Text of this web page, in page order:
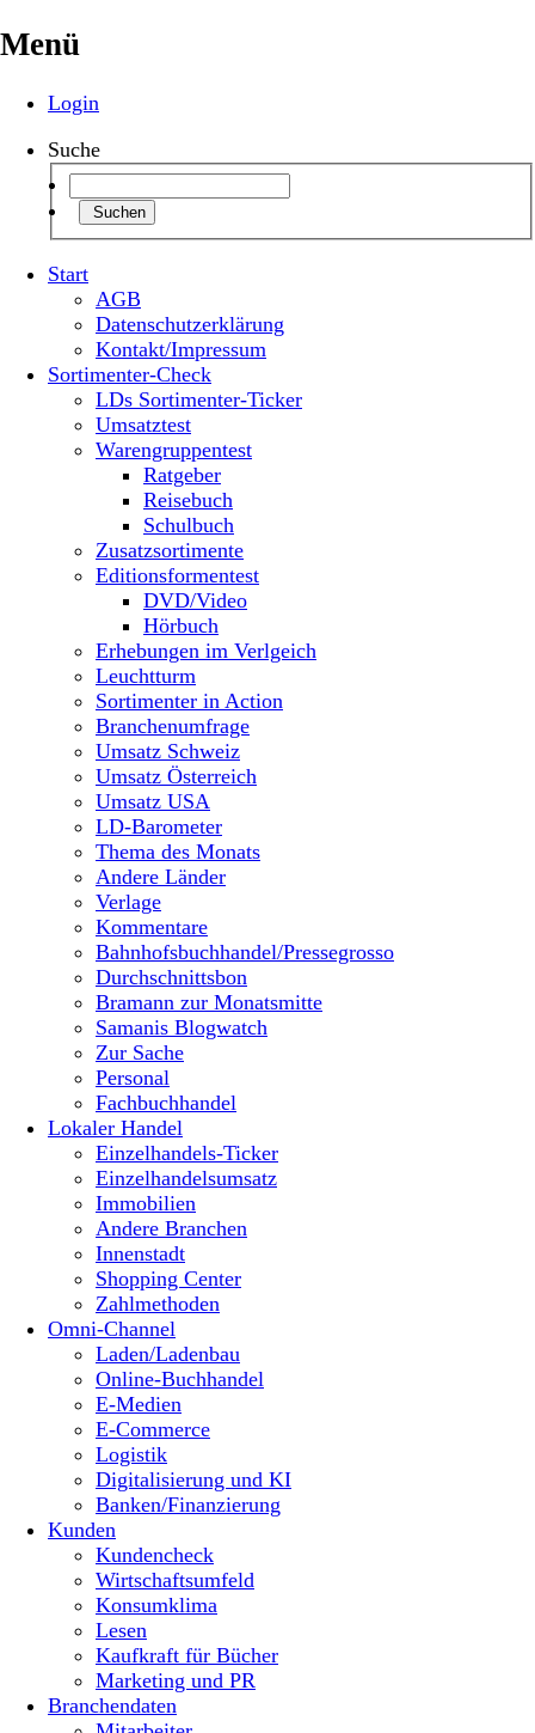
Menü
Login
Suche
Suchen
Start
AGB
Datenschutzerklärung
Kontakt/Impressum
Sortimenter-Check
LDs Sortimenter-Ticker
Umsatztest
Warengruppentest
Ratgeber
Reisebuch
Schulbuch
Zusatzsortimente
Editionsformentest
DVD/Video
Hörbuch
Erhebungen im Verlgeich
Leuchtturm
Sortimenter in Action
Branchenumfrage
Umsatz Schweiz
Umsatz Österreich
Umsatz USA
LD-Barometer
Thema des Monats
Andere Länder
Verlage
Kommentare
Bahnhofsbuchhandel/Pressegrosso
Durchschnittsbon
Bramann zur Monatsmitte
Samanis Blogwatch
Zur Sache
Personal
Fachbuchhandel
Lokaler Handel
Einzelhandels-Ticker
Einzelhandelsumsatz
Immobilien
Andere Branchen
Innenstadt
Shopping Center
Zahlmethoden
Omni-Channel
Laden/Ladenbau
Online-Buchhandel
E-Medien
E-Commerce
Logistik
Digitalisierung und KI
Banken/Finanzierung
Kunden
Kundencheck
Wirtschaftsumfeld
Konsumklima
Lesen
Kaufkraft für Bücher
Marketing und PR
Branchendaten